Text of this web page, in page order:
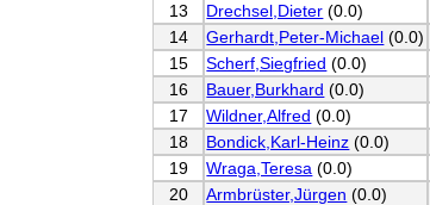
13
Drechsel,Dieter (0.0)
14
Gerhardt,Peter-Michael (0.0)
15
Scherf,Siegfried (0.0)
16
Bauer,Burkhard (0.0)
17
Wildner,Alfred (0.0)
18
Bondick,Karl-Heinz (0.0)
19
Wraga,Teresa (0.0)
20
Armbrüster,Jürgen (0.0)